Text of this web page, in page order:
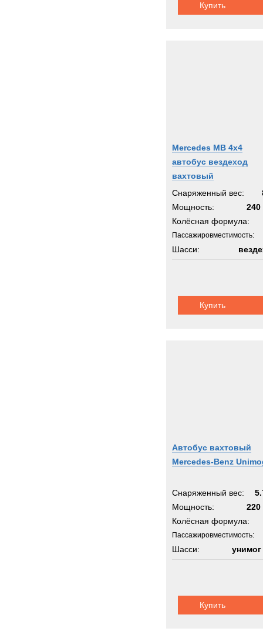
Купить
Mercedes MB 4x4
автобус вездеход
вахтовый
Снаряженный вес:
Мощность:
240
Колёсная формула:
Пассажировместимость:
Шасси:
Купить
Автобус вахтовый
Mercedes-Benz
Снаряженный вес:
Мощность:
220
Колёсная формула:
Пассажировместимость:
Шасси: унимог
Купить